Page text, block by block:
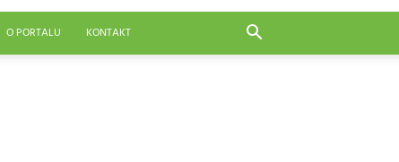
O PORTALU KONTAKT